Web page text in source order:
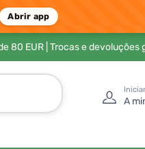
Abrir app
80 EUR| Trocas e devoluções
A